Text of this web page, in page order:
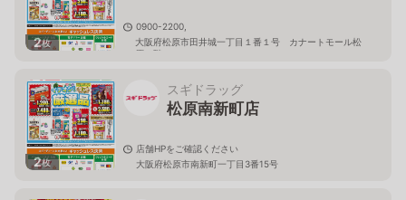
2枚
0900-2200,
大阪府松原市田井城一丁目１番１号 カナートモール松
原１階
2枚
スギドラッグ
松原南新町店
店舗HPをご確認ください
大阪府松原市南新町一丁目3番15号